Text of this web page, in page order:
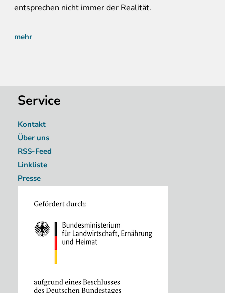
entsprechen nicht immer der Realität.
mehr
Service
Kontakt
Über uns
RSS-Feed
Linkliste
Presse